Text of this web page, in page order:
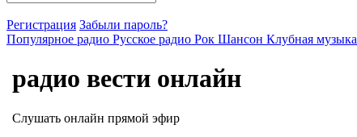
Регистрация Забыли пароль?
Популярное радио Русское радио Рок Шансон Клубная музыка
радио вести онлайн
Слушать онлайн прямой эфир